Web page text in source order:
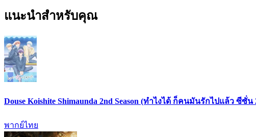
แนะนำสำหรับคุณ
Douse Koishite Shimaunda 2nd Season (ทำไงได้ ก็คนมันรักไปแล้ว ซีซั่
พากย์ไทย